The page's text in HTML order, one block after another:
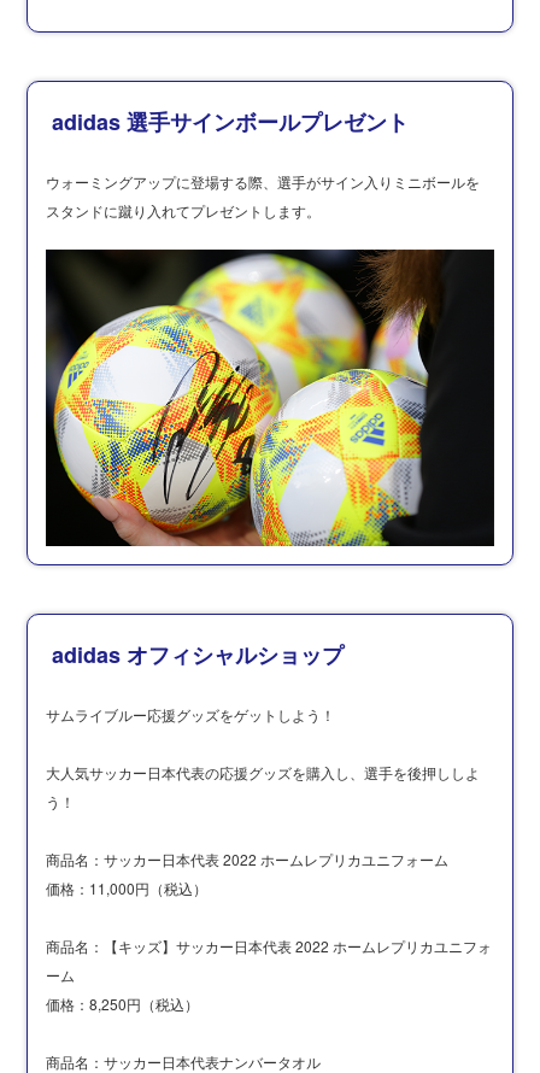
adidas 選手サインボールプレゼント
ウォーミングアップに登場する際、選手がサイン入りミニボールを
スタンドに蹴り入れてプレゼントします。
adidas オフィシャルショップ
サムライブルー応援グッズをゲットしよう！
大人気サッカー日本代表の応援グッズを購入し、選手を後押ししよ
う！
商品名：サッカー日本代表 2022 ホームレプリカユニフォーム
価格：11,000円（税込）
商品名：【キッズ】サッカー日本代表 2022 ホームレプリカユニフォ
ーム
価格：8,250円（税込）
商品名：サッカー日本代表ナンバータオル